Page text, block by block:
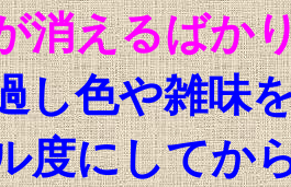
消えるばか
し色や雑味
度にしてか